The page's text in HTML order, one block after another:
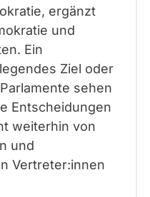
ergänzt
und
Ein
Ziel oder
sehen
Entscheidungen
weiterhin von
und
Vertreter:innen